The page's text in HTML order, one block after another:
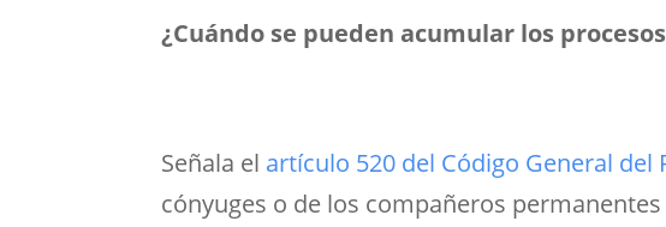
¿Cuándo se pueden acumular los
Señala el artículo 520 del Código General del
cónyuges o de los compañeros